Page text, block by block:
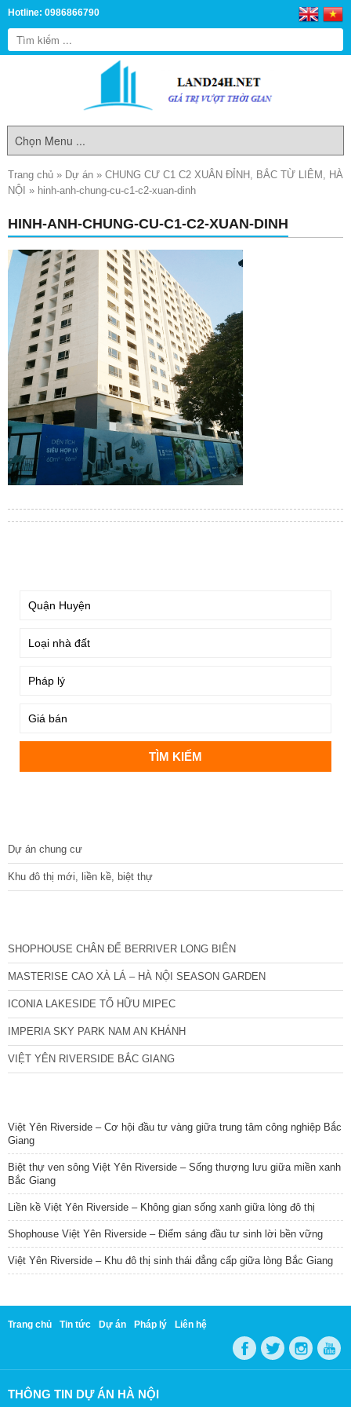
Hotline: 0986866790
Trang chủ » Dự án » CHUNG CƯ C1 C2 XUÂN ĐỈNH, BẮC TỪ LIÊM, HÀ
NỘI » hinh-anh-chung-cu-c1-c2-xuan-dinh
HINH-ANH-CHUNG-CU-C1-C2-XUAN-DINH
Dự án chung cư
Khu đô thị mới, liền kề, biệt thự
SHOPHOUSE CHÂN ĐẾ BERRIVER LONG BIÊN
MASTERISE CAO XÀ LÁ – HÀ NỘI SEASON GARDEN
ICONIA LAKESIDE TỐ HỮU MIPEC
IMPERIA SKY PARK NAM AN KHÁNH
VIỆT YÊN RIVERSIDE BẮC GIANG
Việt Yên Riverside – Cơ hội đầu tư vàng giữa trung tâm công nghiệp Bắc
Giang
Biệt thự ven sông Việt Yên Riverside – Sống thượng lưu giữa miền xanh
Bắc Giang
Liền kề Việt Yên Riverside – Không gian sống xanh giữa lòng đô thị
Shophouse Việt Yên Riverside – Điểm sáng đầu tư sinh lời bền vững
Việt Yên Riverside – Khu đô thị sinh thái đẳng cấp giữa lòng Bắc Giang
Trang chủ Tin tức Dự án Pháp lý Liên hệ
THÔNG TIN DỰ ÁN HÀ NỘI